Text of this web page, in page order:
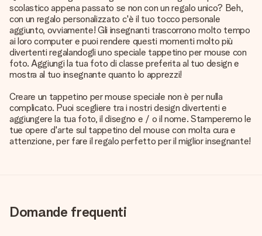
scolastico appena passato se non con un regalo unico? Beh,
con un regalo personalizzato c'è il tuo tocco personale
aggiunto, ovviamente! Gli insegnanti trascorrono molto tempo
ai loro computer e puoi rendere questi momenti molto più
divertenti regalandogli uno speciale tappetino per mouse con
foto. Aggiungi la tua foto di classe preferita al tuo design e
mostra al tuo insegnante quanto lo apprezzi!
Creare un tappetino per mouse speciale non è per nulla
complicato. Puoi scegliere tra i nostri design divertenti e
aggiungere la tua foto, il disegno e / o il nome. Stamperemo le
tue opere d'arte sul tappetino del mouse con molta cura e
attenzione, per fare il regalo perfetto per il miglior insegnante!
Domande frequenti